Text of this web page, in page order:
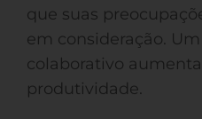
que suas
em consideração.
colaborativo
produtividade.